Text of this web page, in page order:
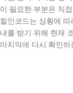
이 필요한 부분은 직
할인코드는 상황에
내를 받기 위해 현재
마지막에 다시 확인